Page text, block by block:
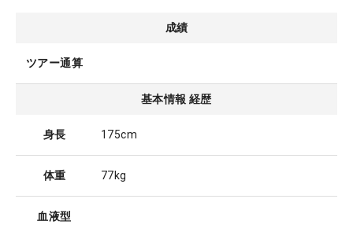
成績
ツアー通算
基本情報 経歴
身長 175cm
体重 77kg
血液型